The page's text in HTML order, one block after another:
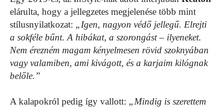
elárulta, hogy a jellegzetes megjelenése több mint
stílusnyilatkozat: „Igen, nagyon védő jellegű. Elrejti
a sokféle bűnt. A hibákat, a szorongást – ilyeneket.
Nem érezném magam kényelmesen rövid szoknyában
vagy valamiben, ami kivágott, és a karjaim kilógnak
belőle.”
A kalapokról pedig így vallott: „Mindig is szerettem